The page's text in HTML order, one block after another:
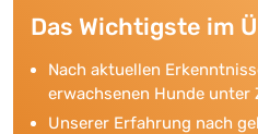
Das Wichtigste im
Nach aktuellen
erwachsenen Hunde unter
Unserer Erfahrung nach